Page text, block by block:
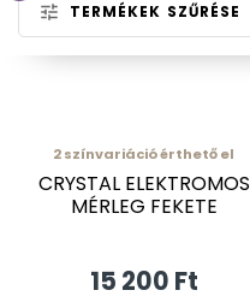
tune TERMÉKEK SZŰRÉSE
2színvariáció érthető el
CRYSTAL ELEKTROMOS
MÉRLEG FEKETE
15 200 Ft